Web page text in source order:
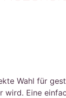
Wahl für
Eine